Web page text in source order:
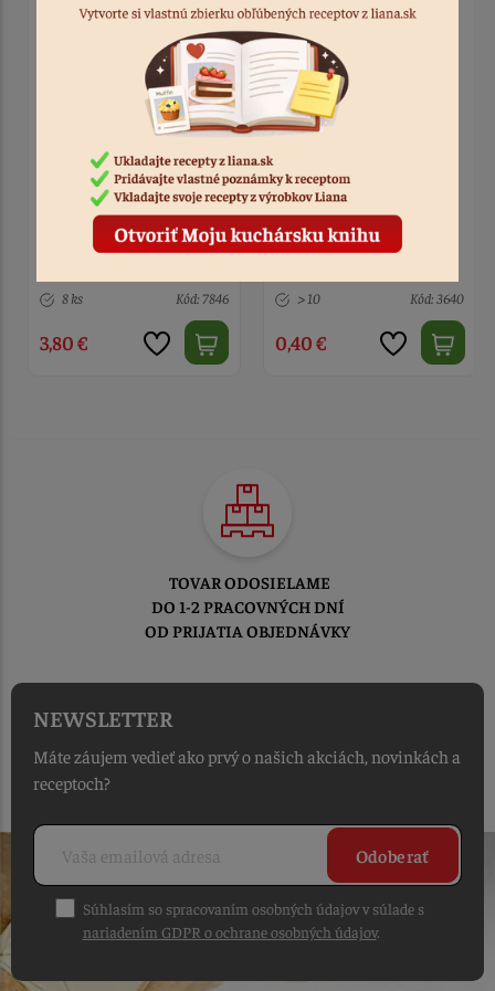
FC Jedlé oblátkové kvety
Pivónia 7ks
8 ks Kód: 7846
3,80 €
Oblátkova ruža anglická
stredná modrá
> 10 Kód: 3640
0,40 €
TOVAR ODOSIELAME
DO 1-2 PRACOVNÝCH DNÍ
OD PRIJATIA OBJEDNÁVKY
NEWSLETTER
Máte záujem vedieť ako prvý o našich akciách, novinkách a
receptoch?
Odoberať
Súhlasím so spracovaním osobných údajov v súlade s
nariadením GDPR o ochrane osobných údajov.